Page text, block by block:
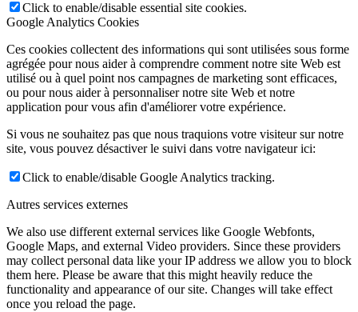
Click to enable/disable essential site cookies.
Google Analytics Cookies
Ces cookies collectent des informations qui sont utilisées sous forme
agrégée pour nous aider à comprendre comment notre site Web est
utilisé ou à quel point nos campagnes de marketing sont efficaces,
ou pour nous aider à personnaliser notre site Web et notre
application pour vous afin d'améliorer votre expérience.
Si vous ne souhaitez pas que nous traquions votre visiteur sur notre
site, vous pouvez désactiver le suivi dans votre navigateur ici:
Click to enable/disable Google Analytics tracking.
Autres services externes
We also use different external services like Google Webfonts,
Google Maps, and external Video providers. Since these providers
may collect personal data like your IP address we allow you to block
them here. Please be aware that this might heavily reduce the
functionality and appearance of our site. Changes will take effect
once you reload the page.